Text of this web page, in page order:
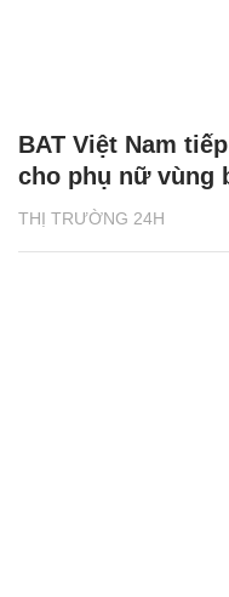
THỊ TRƯỜNG 24H
BAT Việt Nam
cho phụ nữ vùng